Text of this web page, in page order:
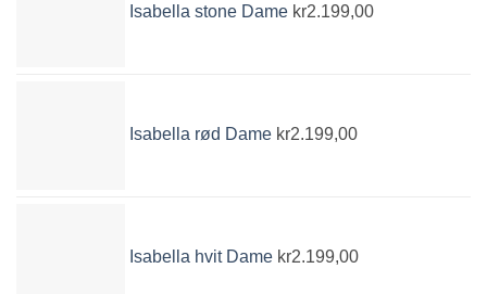
Isabella stone Dame kr2.199,00
Isabella rød Dame kr2.199,00
Isabella hvit Dame kr2.199,00